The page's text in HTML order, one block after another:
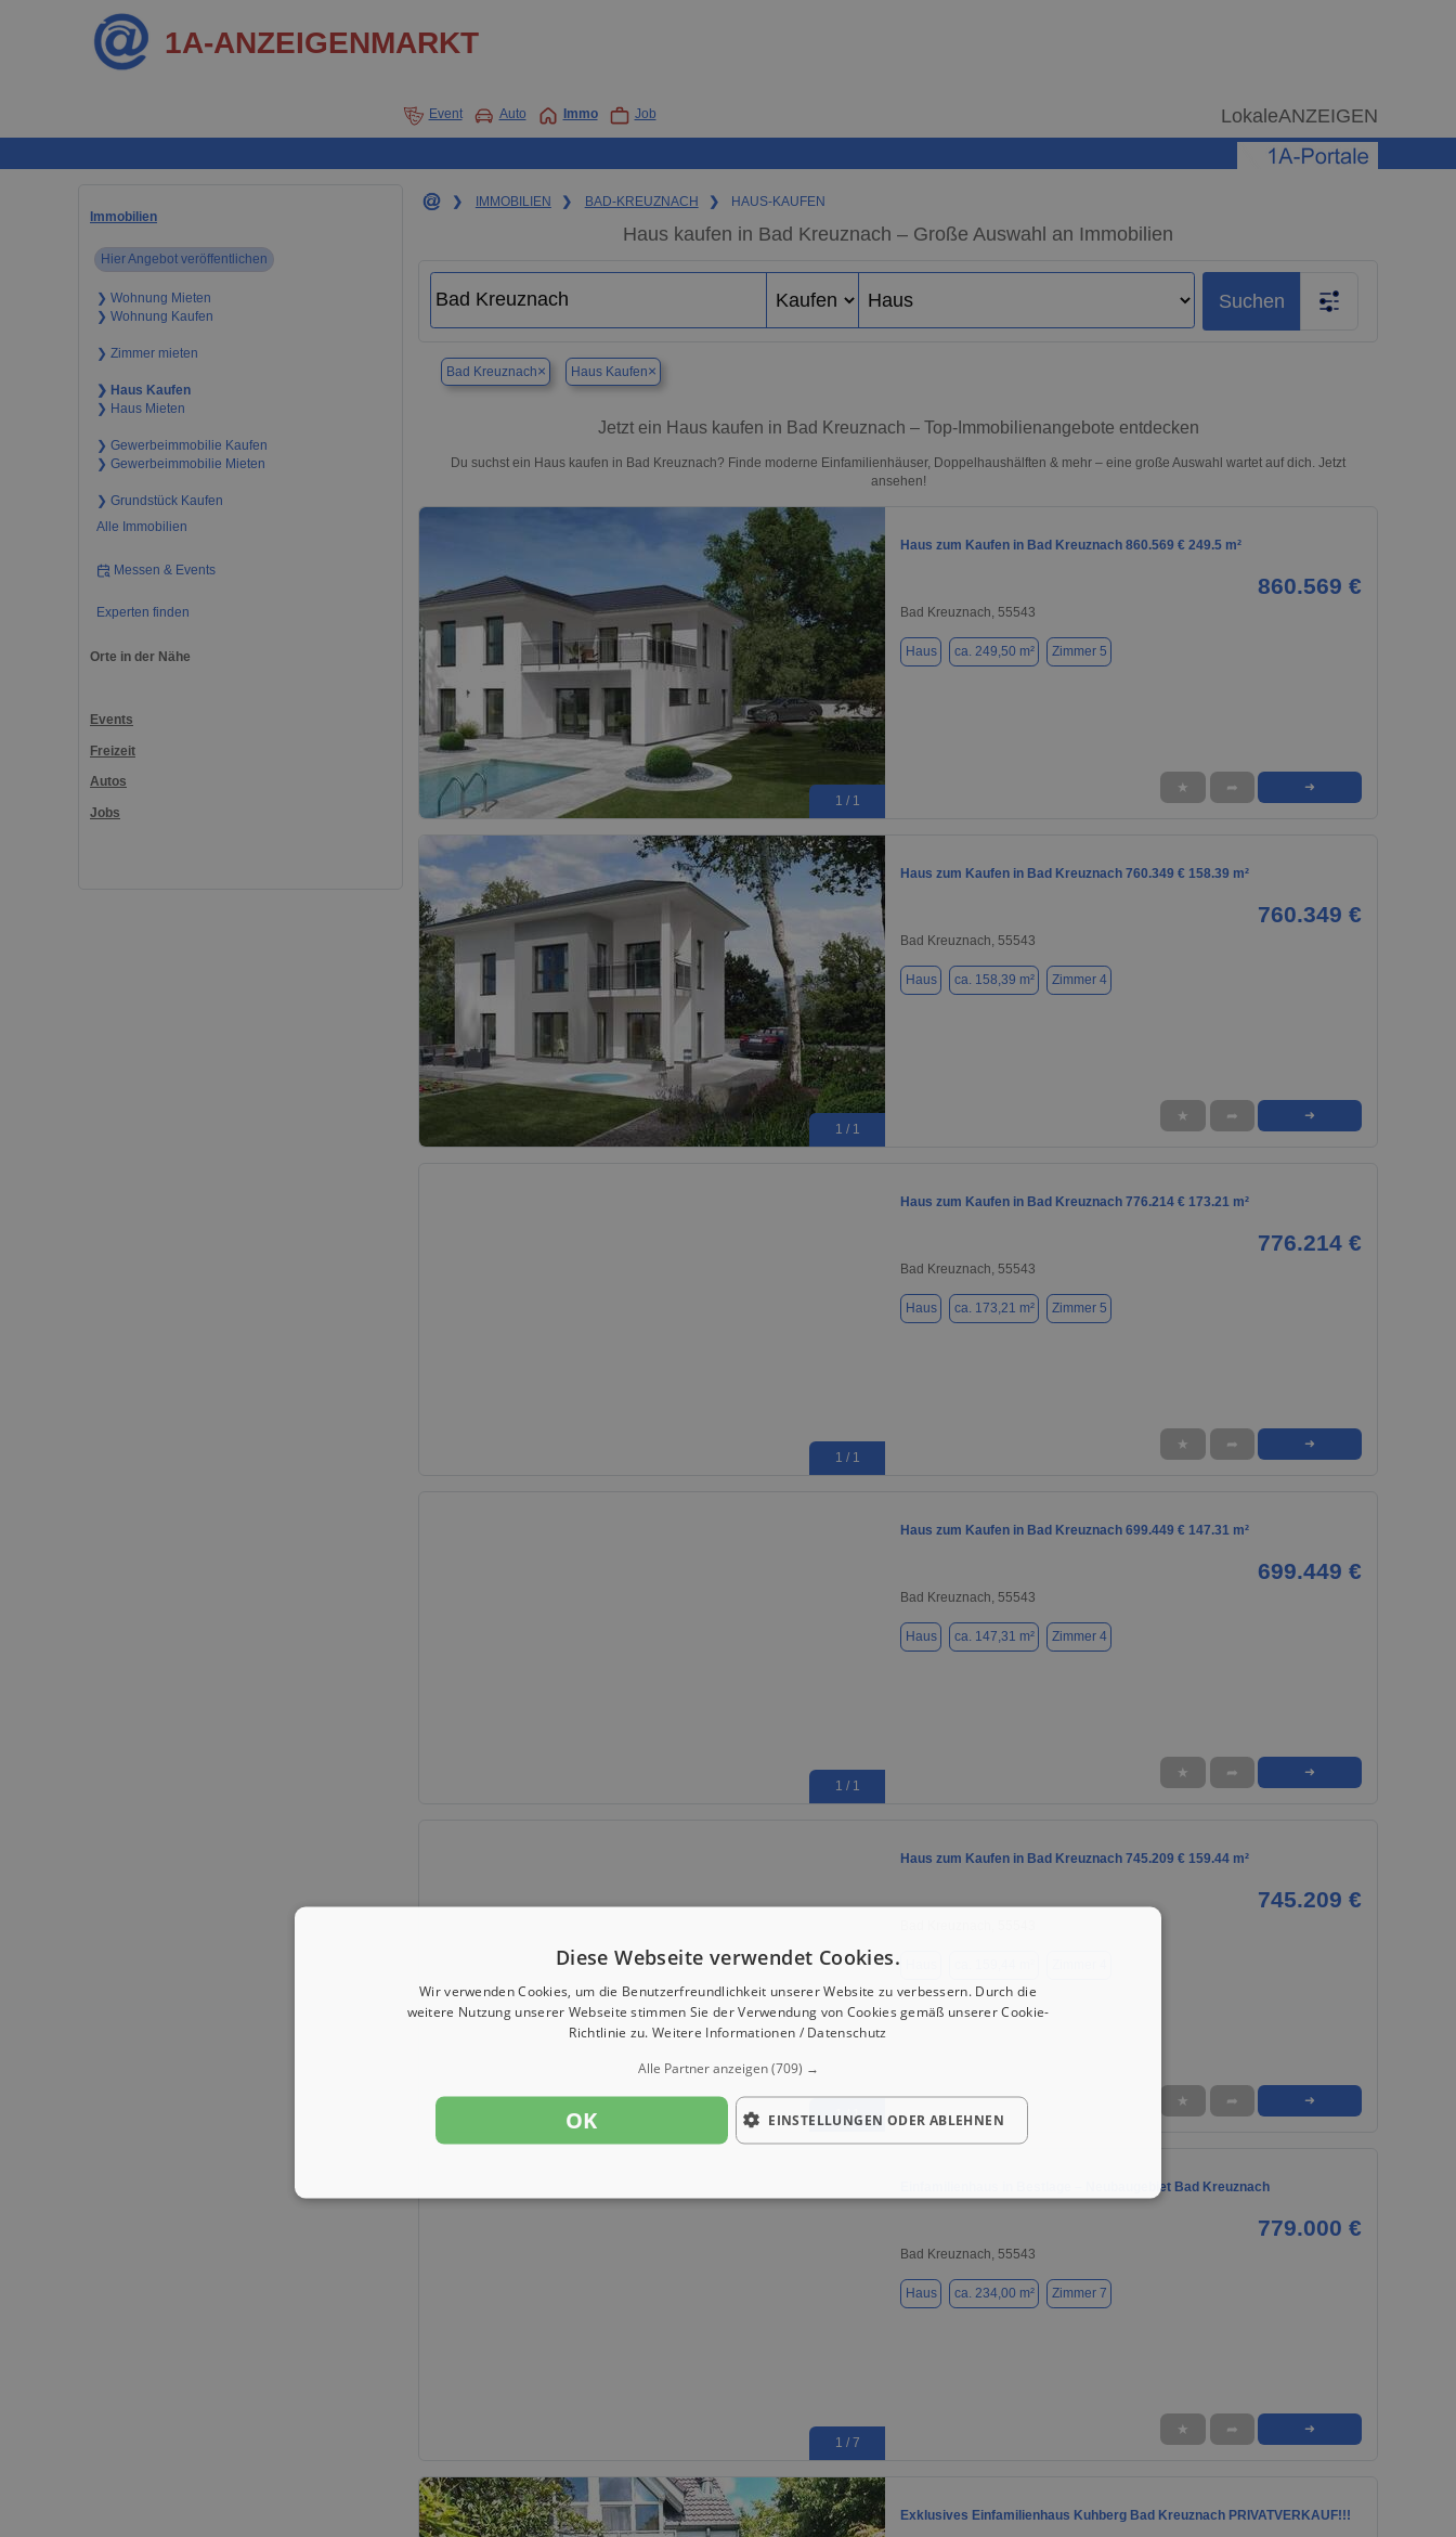
1A-ANZEIGENMARKT
Event Auto Immo Job LokaleANZEIGEN
Immobilien
Hier Angebot veröffentlichen
❯ Wohnung Mieten
❯ Wohnung Kaufen
❯ Zimmer mieten
❯ Haus Kaufen
❯ Haus Mieten
❯ Gewerbeimmobilie Kaufen
❯ Gewerbeimmobilie Mieten
❯ Grundstück Kaufen
Alle Immobilien
Messen & Events
Experten finden
Orte in der Nähe
Events
Freizeit
Autos
Jobs
❯ IMMOBILIEN ❯ BAD-KREUZNACH ❯ HAUS-KAUFEN
Haus kaufen in Bad Kreuznach – Große Auswahl an Immobilien
Suchen
Bad Kreuznach× Haus Kaufen×
Jetzt ein Haus kaufen in Bad Kreuznach – Top-Immobilienangebote entdecken
Du suchst ein Haus kaufen in Bad Kreuznach? Finde moderne Einfamilienhäuser, Doppelhaushälften & mehr – eine große Auswahl wartet auf dich. Jetzt
ansehen!
1 / 1
Haus zum Kaufen in Bad Kreuznach 860.569 € 249.5 m²
860.569 €
Bad Kreuznach, 55543
Haus ca. 249,50 m² Zimmer 5
★ ➦ ➜
1 / 1
Haus zum Kaufen in Bad Kreuznach 760.349 € 158.39 m²
760.349 €
Bad Kreuznach, 55543
Haus ca. 158,39 m² Zimmer 4
★ ➦ ➜
1 / 1
Haus zum Kaufen in Bad Kreuznach 776.214 € 173.21 m²
776.214 €
Bad Kreuznach, 55543
Haus ca. 173,21 m² Zimmer 5
★ ➦ ➜
1 / 1
Haus zum Kaufen in Bad Kreuznach 699.449 € 147.31 m²
699.449 €
Bad Kreuznach, 55543
Haus ca. 147,31 m² Zimmer 4
★ ➦ ➜
1 / 1
Haus zum Kaufen in Bad Kreuznach 745.209 € 159.44 m²
745.209 €
★ ➦ ➜
1 / 7
Einfamilienhaus in Bestlage – Neubaugebiet Bad Kreuznach
779.000 €
Bad Kreuznach, 55543
Haus ca. 234,00 m² Zimmer 7
★ ➦ ➜
Exklusives Einfamilienhaus Kuhberg Bad Kreuznach PRIVATVERKAUF!!!
Diese Webseite verwendet Cookies.
Wir verwenden Cookies, um die Benutzerfreundlichkeit unserer Website zu verbessern. Durch die
weitere Nutzung unserer Webseite stimmen Sie der Verwendung von Cookies gemäß unserer Cookie-
Richtlinie zu. Weitere Informationen / Datenschutz
Alle Partner anzeigen(709) →
OK EINSTELLUNGEN ODER ABLEHNEN